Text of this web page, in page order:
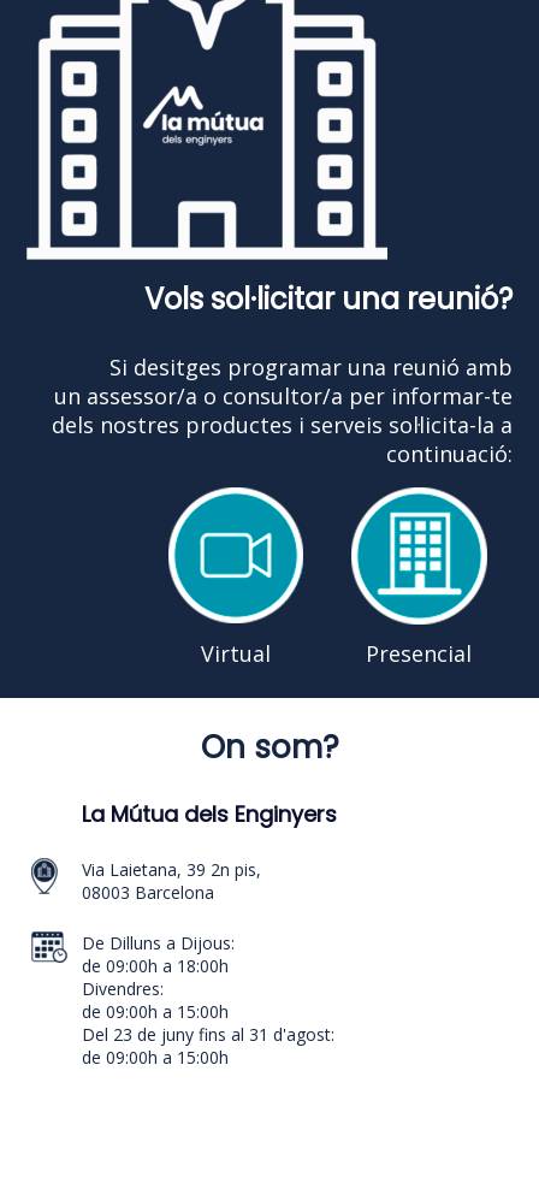
Vols sol·licitar una reunió?
Si desitges programar una reunió amb
un assessor/a o consultor/a per informar-te
dels nostres productes i serveis sol·licita-la a
continuació:
Virtual Presencial
On som?
La Mútua dels Enginyers
Via Laietana, 39 2n pis,
08003 Barcelona
De Dilluns a Dijous:
de 09:00h a 18:00h
Divendres:
de 09:00h a 15:00h
Del 23 de juny fins al 31 d'agost:
de 09:00h a 15:00h